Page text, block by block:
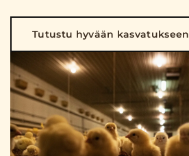
Tutustu hyvään kasvatukseen